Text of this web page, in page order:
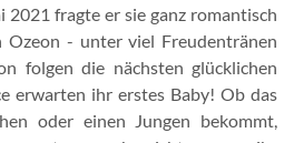
2021 fragte er sie ganz romantisch
Ozeon - unter viel Freudentränen
folgen die nächsten glücklichen
erwarten ihr erstes Baby! Ob das
oder einen Jungen bekommt,